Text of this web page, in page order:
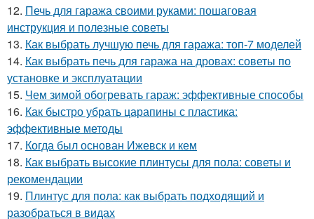
12. Печь для гаража своими руками: пошаговая
инструкция и полезные советы
13. Как выбрать лучшую печь для гаража: топ-7 моделей
14. Как выбрать печь для гаража на дровах: советы по
установке и эксплуатации
15. Чем зимой обогревать гараж: эффективные способы
16. Как быстро убрать царапины с пластика:
эффективные методы
17. Когда был основан Ижевск и кем
18. Как выбрать высокие плинтусы для пола: советы и
рекомендации
19. Плинтус для пола: как выбрать подходящий и
разобраться в видах